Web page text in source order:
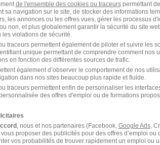
des premiers à postuler
- CDI - 80% H/F
SAINT HELIER
- 35 CDI Temps partiel 2 016 € / an
de l'ensemble des cookies ou traceurspermettant
sa navigation sur le site, de stocker des informations
les annonces ou les offres vues, gérer les processus
non, et plus globalement garantir la sécurité du site
violations de sécurité.
traceurs permettent également de piloter et suivre les
unique permettant de comprendre comment nos
en fonction des différentes sources de trafic.
également d’observer le comportement de nos
dans nos sites beaucoup plus rapide et fluide.
traceurs permettent enfin de personnaliser les
des offres d'emploi ou de formations
, nous et nos partenaires (Facebook, Google Ads,
proposer des publicités pour des offres d’emploi
vos probabilités de trouver rapidement un emploi ou